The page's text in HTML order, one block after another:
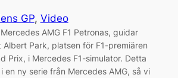
GP, Video
AMG F1 Petronas, guidar
Park, platsen för F1-premiären
Prix, i Mercedes F1-simulator. Detta
en ny serie från Mercedes AMG, så vi